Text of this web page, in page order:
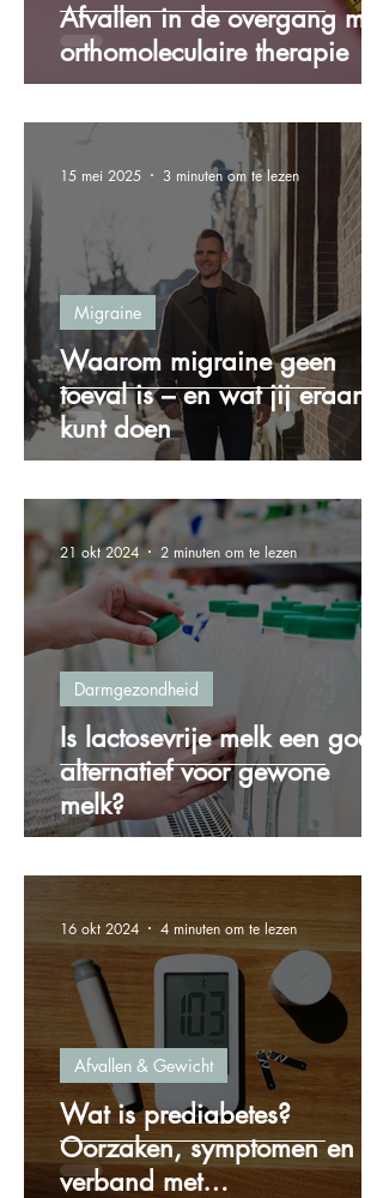
Afvallen in de overgang met
orthomoleculaire therapie
Waarom migraine geen
toeval is – en wat jij eraan
kunt doen
Migraine
15 mei 2025 3 minuten om te lezen
Is lactosevrije melk een goed
alternatief voor gewone
melk?
Darmgezondheid
21 okt 2024 2 minuten om te lezen
Wat is prediabetes?
Oorzaken, symptomen en het
verband met
Afvallen & Gewicht
16 okt 2024 4 minuten om te lezen